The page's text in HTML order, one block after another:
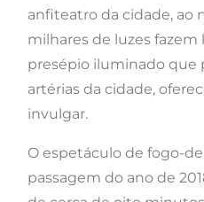
anfiteatro da cidade, ao
milhares de luzes
presépio iluminado que
artérias da cidade,
invulgar.
O espetáculo de fogo-
passagem do ano de